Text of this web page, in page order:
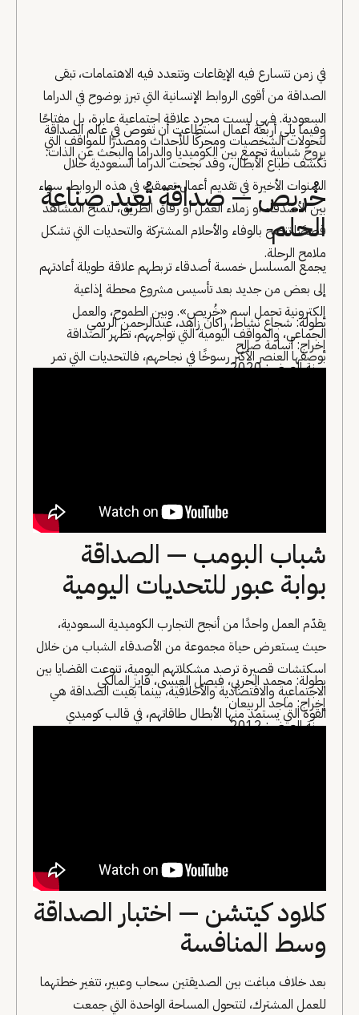
في زمن تتسارع فيه الإيقاعات وتتعدد فيه الاهتمامات، تبقى
الصداقة من أقوى الروابط الإنسانية التي تبرز بوضوح في الدراما
السعودية. فهي ليست مجرد علاقة اجتماعية عابرة، بل مفتاحًا
لتحولات الشخصيات ومحركًا للأحداث ومصدرًا للمواقف التي
تكشف طباع الأبطال، وقد نجحت الدراما السعودية خلال
السنوات الأخيرة في تقديم أعمال تعمقت في هذه الروابط، سواء
بين الأصدقاء أو زملاء العمل أو رفاق الطريق، لتمنح المشاهد
قصصًا تنضح بالوفاء والأحلام المشتركة والتحديات التي تشكل
ملامح الرحلة.
وفيما يلي أربعة أعمال استطاعت أن تغوص في عالم الصداقة
بروح شبابية تجمع بين الكوميديا والدراما والبحث عن الذات:
خُريص — صداقة تُعيد صناعة
الحلم
يجمع المسلسل خمسة أصدقاء تربطهم علاقة طويلة أعادتهم
إلى بعض من جديد بعد تأسيس مشروع محطة إذاعية
إلكترونية تحمل اسم «خُريص». وبين الطموح، والعمل
الجماعي، والمواقف اليومية التي تواجههم، تظهر الصداقة
بوصفها العنصر الأكثر رسوخًا في نجاحهم، فالتحديات التي تمر
بطولة: شجاع نشاط، راكان زاهد، عبدالرحمن الريمي
إخراج: أسامة صالح
سنة العرض: 2020
شباب البومب — الصداقة
بوابة عبور للتحديات اليومية
يقدّم العمل واحدًا من أنجح التجارب الكوميدية السعودية،
حيث يستعرض حياة مجموعة من الأصدقاء الشباب من خلال
اسكتشات قصيرة ترصد مشكلاتهم اليومية، تنوعت القضايا بين
الاجتماعية والاقتصادية والأخلاقية، بينما بقيت الصداقة هي
القوة التي يستمد منها الأبطال طاقاتهم، في قالب كوميدي
بطولة: محمد الحربي، فيصل العيسى، فايز المالكي
إخراج: ماجد الربيعان
سنة العرض: 2012
كلاود كيتشن — اختبار الصداقة
وسط المنافسة
بعد خلاف مباغت بين الصديقتين سحاب وعبير، تتغير خطتهما
للعمل المشترك، لتتحول المساحة الواحدة التي جمعت